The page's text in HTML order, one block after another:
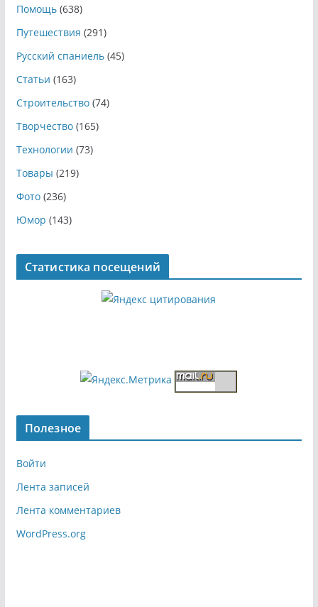
Помощь(638)
Путешествия (291)
Русский спаниель(45)
Статьи (163)
Строительство(74)
Творчество(165)
Технологии (73)
Товары (219)
Фото(236)
Юмор (143)
Статистика посещений
Полезное
Войти
Лента записей
Лента комментариев
WordPress.org